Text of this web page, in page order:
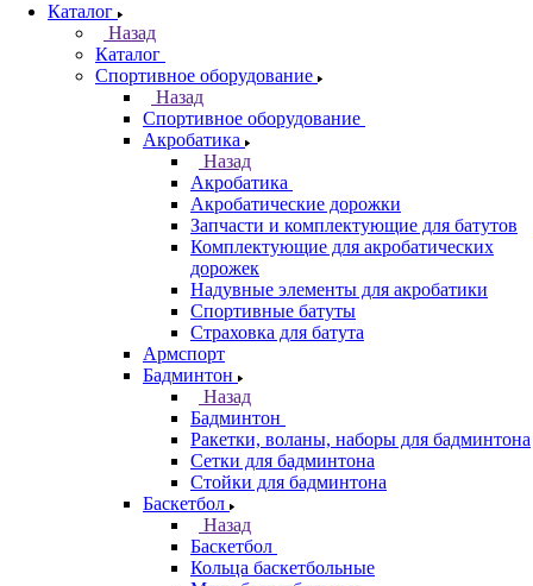
Каталог
Назад
Каталог
Спортивное оборудование
Назад
Спортивное оборудование
Акробатика
Назад
Акробатика
Акробатические дорожки
Запчасти и комплектующие для батутов
Комплектующие для акробатических
дорожек
Надувные элементы для акробатики
Спортивные батуты
Страховка для батута
Армспорт
Бадминтон
Назад
Бадминтон
Ракетки, воланы, наборы для бадминтона
Сетки для бадминтона
Стойки для бадминтона
Баскетбол
Назад
Баскетбол
Кольца баскетбольные